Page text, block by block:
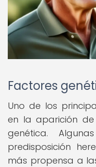
Factores
Uno de los
en la aparición
genética.
predisposición
más propensa a